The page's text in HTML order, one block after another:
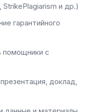
StrikePlagiarism и др.)
гарантийного
помощники с
доклад,